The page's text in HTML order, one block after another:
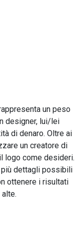
un peso
designer, lui/lei
di denaro. Oltre ai
un creatore di
logo come desideri.
dettagli possibili
ottenere i risultati